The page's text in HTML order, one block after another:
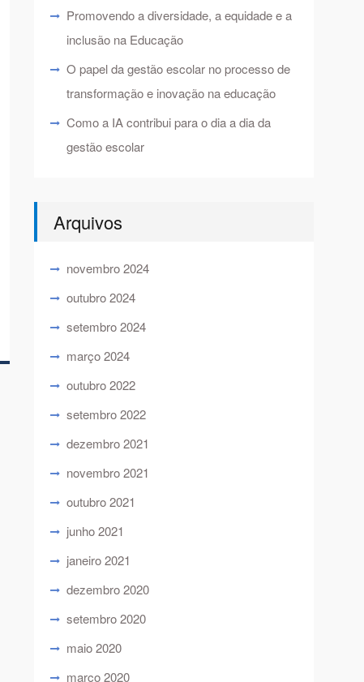
Promovendo a diversidade, a equidade e a
inclusão na Educação
O papel da gestão escolar no processo de
transformação e inovação na educação
Como a IA contribui para o dia a dia da
gestão escolar
Arquivos
novembro 2024
outubro 2024
setembro 2024
março 2024
outubro 2022
setembro 2022
dezembro 2021
novembro 2021
outubro 2021
junho 2021
janeiro 2021
dezembro 2020
setembro 2020
maio 2020
março 2020